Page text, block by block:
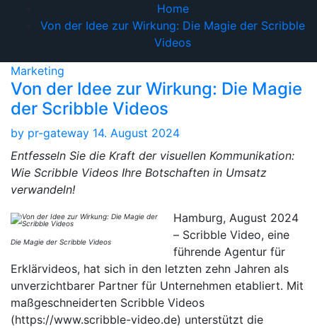
Home
Von der Idee zur Wirkung: Die Magie der Scribble
Videos
Marketing
Von der Idee zur Wirkung: Die Magie
der Scribble Videos
by pr-gateway 14. August 2024
Entfesseln Sie die Kraft der visuellen Kommunikation:
Wie Scribble Videos Ihre Botschaften in Umsatz
verwandeln!
Die Magie der Scribble Videos
Hamburg, August 2024
– Scribble Video, eine
führende Agentur für
Erklärvideos, hat sich in den letzten zehn Jahren als
unverzichtbarer Partner für Unternehmen etabliert. Mit
maßgeschneiderten Scribble Videos
(https://www.scribble-video.de) unterstützt die